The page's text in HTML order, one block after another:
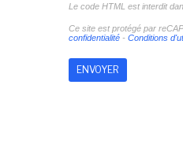
Le code HTML est interdit
Ce site est protégé par
confidentialité- Conditions